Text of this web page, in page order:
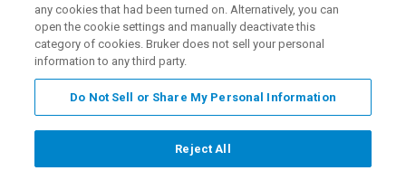
開催要項と参加登録 参加方法 詳細情報
any cookies that had been turned on. Alternatively, you can
open the cookie settings and manually deactivate this
category of cookies. Bruker does not sell your personal
information to any third party.
Do Not Sell or Share My Personal Information
Reject All